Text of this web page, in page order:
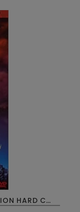
DAREDEVIL 2 DISC SPECIAL EDITION HARD COVER DVD USED